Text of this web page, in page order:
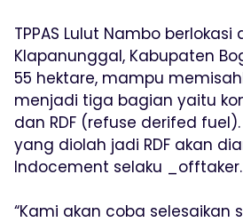
TPPAS Lulut Nambo
Klapanunggal, Kabupaten
55 hektare, mampu
menjadi tiga bagian yaitu
dan RDF (refuse derifed
yang diolah jadi RDF akan
Indocement selaku _offtaker._
“Kami akan coba selesaikan